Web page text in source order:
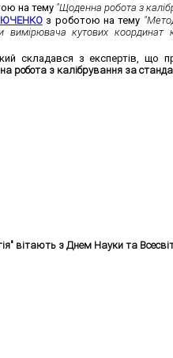
на тему "Щоденна робота з
з роботою на тему
кутових координат
складався з експертів, що
робота з калібрування за
вітають з Днем Науки та